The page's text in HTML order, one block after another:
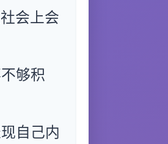
会上会
够积
自己内